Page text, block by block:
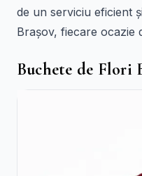
de un serviciu eficient
Brașov, fiecare ocazie
Buchete de Flori